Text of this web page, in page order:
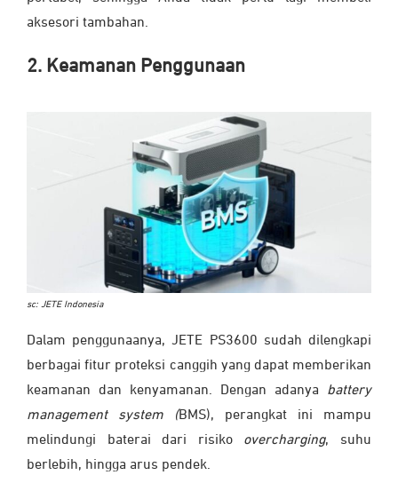
aksesori tambahan.
2. Keamanan Penggunaan
sc: JETE Indonesia
Dalam penggunaanya, JETE PS3600 sudah dilengkapi
berbagai fitur proteksi canggih yang dapat memberikan
keamanan dan kenyamanan. Dengan adanya battery
management system (BMS), perangkat ini mampu
melindungi baterai dari risiko overcharging, suhu
berlebih, hingga arus pendek.